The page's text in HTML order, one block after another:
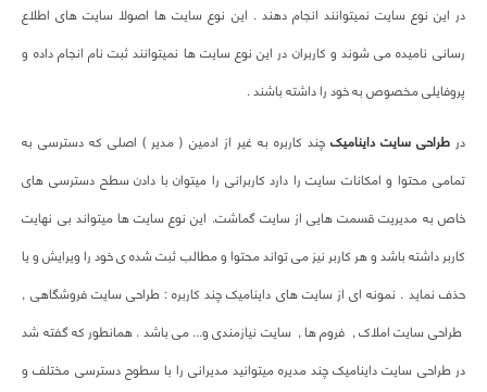
در این نوع سایت نمیتوانند انجام دهند . این نوع سایت ها اصولا سایت های اطلاع
رسانی نامیده می شوند و کاربران در این نوع سایت ها نمیتوانند ثبت نام انجام داده و
پروفایلی مخصوص به خود را داشته باشند .
درطراحی سایت داینامیک چند کاربره به غیر از ادمین ( مدیر ) اصلی که دسترسی به
تمامی محتوا و امکانات سایت را دارد کاربرانی را میتوان با دادن سطح دسترسی های
خاص به مدیریت قسمت هایی از سایت گماشت. این نوع سایت ها میتواند بی نهایت
کاربر داشته باشد و هر کاربر نیز می تواند محتوا و مطالب ثبت شده ی خود را ویرایش و یا
حذف نماید . نمونه ای از سایت های داینامیک چند کاربره : طراحی سایت فروشگاهی ,
طراحی سایت املاک , فروم ها , سایت نیازمندی و... می باشد . همانطور که گفته شد
در طراحی سایت داینامیک چند مدیره میتوانید مدیرانی را با سطوح دسترسی مختلف و